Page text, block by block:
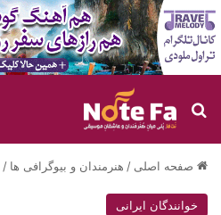
جستجو برای
صفحه اصلی / هنرمندان و بیوگرافی ها /
خوانندگان ایرانی